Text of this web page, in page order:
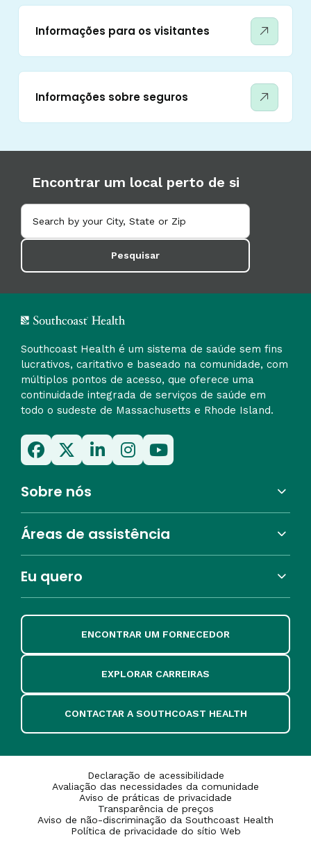
Informações para os visitantes
Informações sobre seguros
Encontrar um local perto de si
Pesquisar
Southcoast Health é um sistema de saúde sem fins
lucrativos, caritativo e baseado na comunidade, com
múltiplos pontos de acesso, que oferece uma
continuidade integrada de serviços de saúde em
todo o sudeste de Massachusetts e Rhode Island.
Sobre nós
Áreas de assistência
Eu quero
ENCONTRAR UM FORNECEDOR
EXPLORAR CARREIRAS
CONTACTAR A SOUTHCOAST HEALTH
Declaração de acessibilidade
Avaliação das necessidades da comunidade
Aviso de práticas de privacidade
Transparência de preços
Aviso de não-discriminação da Southcoast Health
Política de privacidade do sítio Web